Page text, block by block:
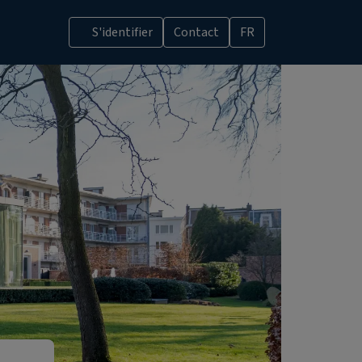
S'identifier Contact FR